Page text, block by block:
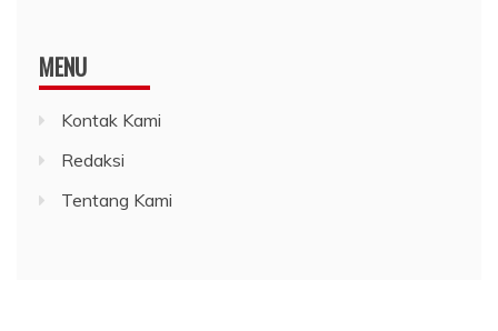
MENU
Kontak Kami
Redaksi
Tentang Kami